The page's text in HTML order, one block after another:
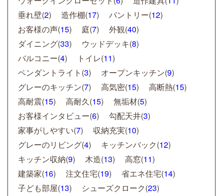
垂れ壁(2) 造作棚(17) パントリー(12)
お客様の声(15) 庭(7) 外観(40)
ダイニング(33) ウッドデッキ(8)
バルコニー(4) トイレ(11)
ペンダントライト(3) オープンキッチン(9)
グレーのキッチン(7) 高気密(15) 高断熱(15)
高耐震(15) 高耐久(15) 無垢材(5)
お客様インタビュー(6) 勾配天井(3)
家事がしやすい(7) 収納充実(10)
グレーのリビング(4) キッチンバック(12)
キッチン収納(9) 木造(13) 高窓(11)
建築家(16) 注文住宅(19) 省エネ住宅(14)
子ども部屋(13) シューズクローク(23)